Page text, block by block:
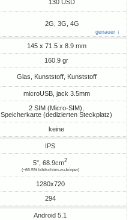
130 USD
2G, 3G, 4G
genauer ↓
145 x 71.5 x 8.9 mm
160.9 gr
Glas, Kunststoff, Kunststoff
microUSB, jack 3.5mm
2 SIM (Micro-SIM),
Speicherkarte (dedizierten Steckplatz)
keine
IPS
5", 68.9cm2
(~66.5% bildschirm-zu-körper)
1280x720
294
Android 5.1